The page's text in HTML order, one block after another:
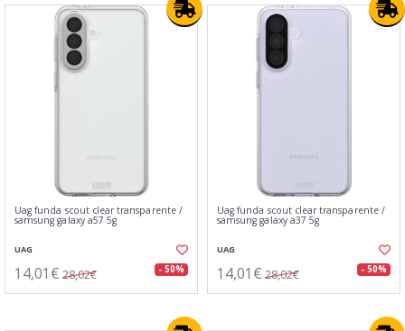
Uag funda scout clear transparente /
samsung galaxy a57 5g
UAG
14,01€ 28,02€ - 50%
Uag funda scout clear transparente /
samsung galaxy a37 5g
UAG
14,01€ 28,02€ - 50%